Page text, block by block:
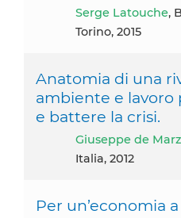
Serge Latouche,
Torino, 2015
Anatomia di una
ambiente e
e battere la crisi.
Giuseppe de
Italia, 2012
Per un’economia